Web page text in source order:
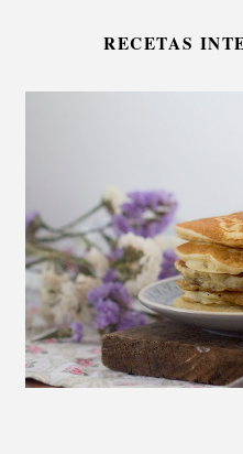
RECETAS